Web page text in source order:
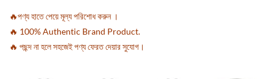
🔥পণ্য হাতে পেয়ে মূল্য পরিশোধ করুন ।
🔥 100% Authentic Brand Product.
🔥 পছন্দ না হলে সহজেই পণ্য ফেরত দেয়ার সুযোগ।